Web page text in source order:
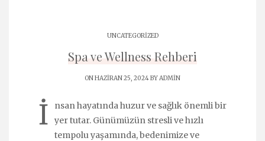
UNCATEGORIZED
Spa ve Wellness Rehberi
ON HAZIRAN 25, 2024 BYADMIN
İ
nsan hayatında huzur ve sağlık önemli bir
yer tutar. Günümüzün stresli ve hızlı
tempolu yaşamında, bedenimize ve